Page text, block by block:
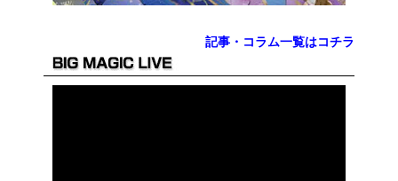
記事・コラム一覧はコチラ